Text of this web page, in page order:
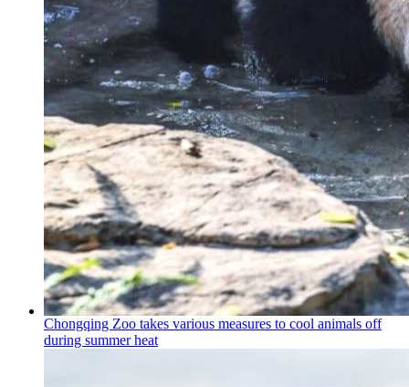
Chongqing Zoo takes various measures to cool animals off
during summer heat